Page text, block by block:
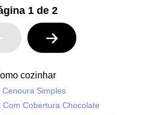
1 de 2
cozinhar
Cenoura Simples
Com Cobertura Chocolate